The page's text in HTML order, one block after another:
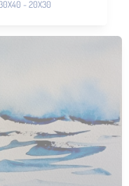
- 20X30